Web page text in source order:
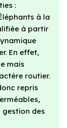
:
à la
à partir
En effet,
mais
routier.
repris
gestion des